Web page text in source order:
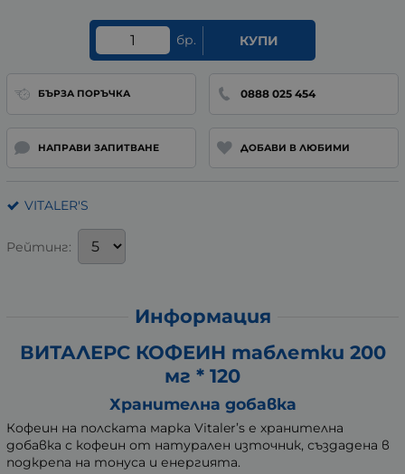
бр. КУПИ
БЪРЗА ПОРЪЧКА 0888 025 454
НАПРАВИ ЗАПИТВАНЕ ДОБАВИ В ЛЮБИМИ
VITALER'S
Рейтинг:
Информация
ВИТАЛЕРС КОФЕИН таблетки 200
мг * 120
Хранителна добавка
Кофеин на полската марка Vitaler’s е хранителна
добавка с кофеин от натурален източник, създадена в
подкрепа на тонуса и енергията.